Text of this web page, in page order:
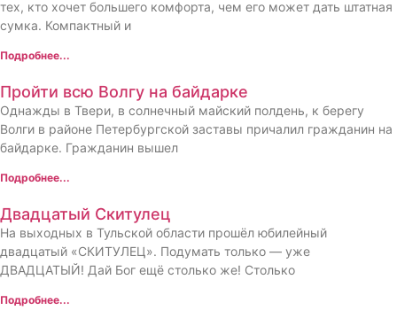
тех, кто хочет большего комфорта, чем его может дать штатная
сумка. Компактный и
Подробнее...
Пройти всю Волгу на байдарке
Однажды в Твери, в солнечный майский полдень, к берегу
Волги в районе Петербургской заставы причалил гражданин на
байдарке. Гражданин вышел
Подробнее...
Двадцатый Скитулец
На выходных в Тульской области прошёл юбилейный
двадцатый «СКИТУЛЕЦ». Подумать только — уже
ДВАДЦАТЫЙ! Дай Бог ещё столько же! Столько
Подробнее...